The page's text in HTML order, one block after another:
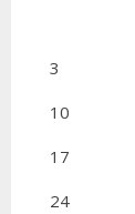
3
10
17
24